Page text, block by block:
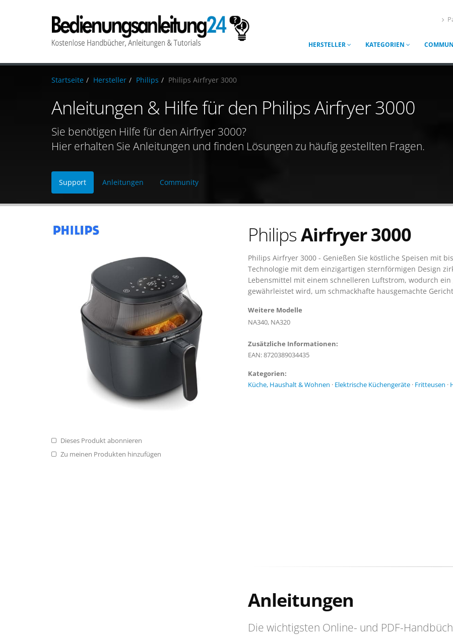
HERSTELLER KATEGORIEN
Startseite Hersteller Philips Philips Airfryer 3000
Anleitungen & Hilfe für den Philips Airfryer 3000
Sie benötigen Hilfe für den Airfryer 3000?
Hier erhalten Sie Anleitungen und finden Lösungen zu häufig gestellten Fragen.
Support Anleitungen Community
Dieses Produkt abonnieren
Zu meinen Produkten hinzufügen
PhilipsAirfryer 3000
Philips Airfryer 3000 - Genießen Sie köstliche Speisen mit
Technologie mit dem einzigartigen sternförmigen Design
Lebensmittel mit einem schnelleren Luftstrom, wodurch
gewährleistet wird, um schmackhafte hausgemachte
Weitere Modelle
NA340, NA320
Zusätzliche Informationen:
EAN: 8720389034435
Kategorien:
Küche, Haushalt & Wohnen · Elektrische Küchengeräte · Fritteusen ·
Anleitungen
Die wichtigsten Online- und PDF-